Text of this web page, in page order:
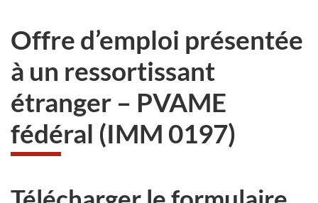
Offre d’emploi présentée
à un ressortissant
étranger – PVAME
fédéral (IMM 0197)